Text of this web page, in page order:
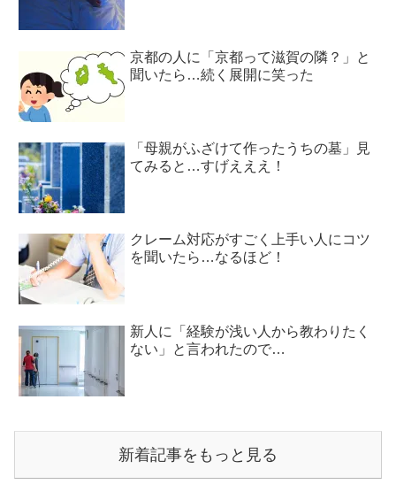
京都の人に「京都って滋賀の隣？」と
聞いたら…続く展開に笑った
「母親がふざけて作ったうちの墓」見
てみると…すげえええ！
クレーム対応がすごく上手い人にコツ
を聞いたら…なるほど！
新人に「経験が浅い人から教わりたく
ない」と言われたので…
新着記事をもっと見る